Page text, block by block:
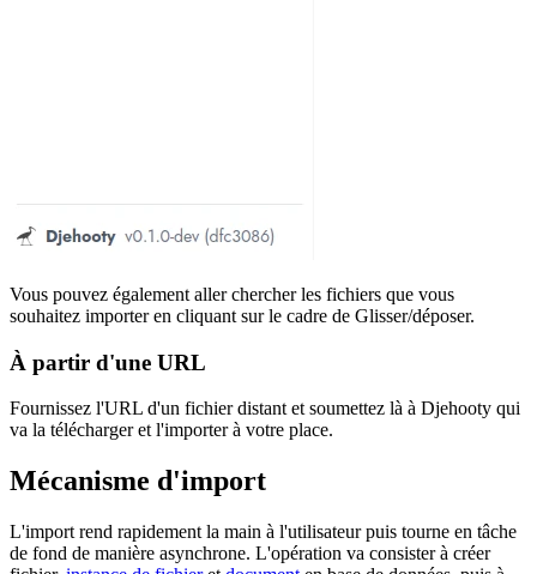
Vous pouvez également aller chercher les fichiers que vous
souhaitez importer en cliquant sur le cadre de Glisser/déposer.
À partir d'une URL
Fournissez l'URL d'un fichier distant et soumettez là à Djehooty qui
va la télécharger et l'importer à votre place.
Mécanisme d'import
L'import rend rapidement la main à l'utilisateur puis tourne en tâche
de fond de manière asynchrone. L'opération va consister à créer